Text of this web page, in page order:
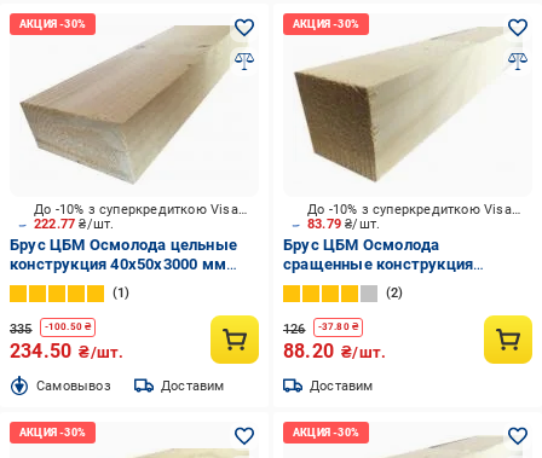
222.77₴/шт.
До -10% з суперкредиткою Visa Вигода
Брус ЦБМ Осмолода цельные
конструкция 40х50х3000 мм
карпатская ель
1
335 -100.50 ₴
234.50 ₴/шт.
Cамовывоз Доставим
83.79₴/шт.
До -10% з суперкредиткою Visa Вигода
Брус ЦБМ Осмолода
сращенные конструкция
30х50х1500 мм карпатская ель
2
126 -37.80₴
88.20 ₴/шт.
Доставим